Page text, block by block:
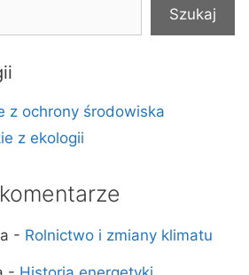
Szukaj
z ochrony środowiska
z ekologii
- Rolnictwo i zmiany klimatu